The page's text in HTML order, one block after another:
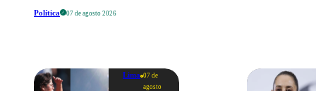
Política 07 de agosto 2026
Lima 07 de
agosto